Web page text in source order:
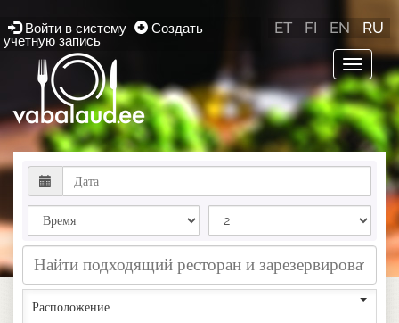
Toggle
Войти в систему
Создать
учетную запись
ET FI EN RU
Расположение